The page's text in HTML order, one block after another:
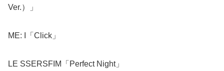
Ver.）」
ME: I「Click」
LE SSERSFIM「Perfect Night」